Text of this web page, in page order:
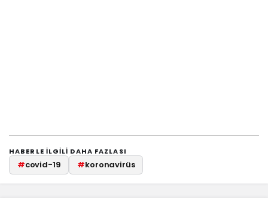
HABERLE ILGILI DAHA FAZLASI
#covid-19 #koronavirüs